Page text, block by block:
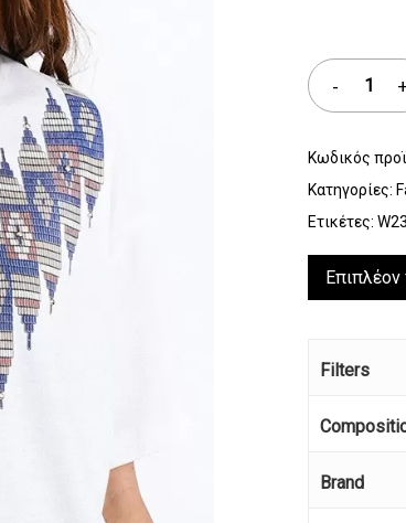
Κωδικός
Κατηγορίες:
Ετικέτες:
Filters
Brand